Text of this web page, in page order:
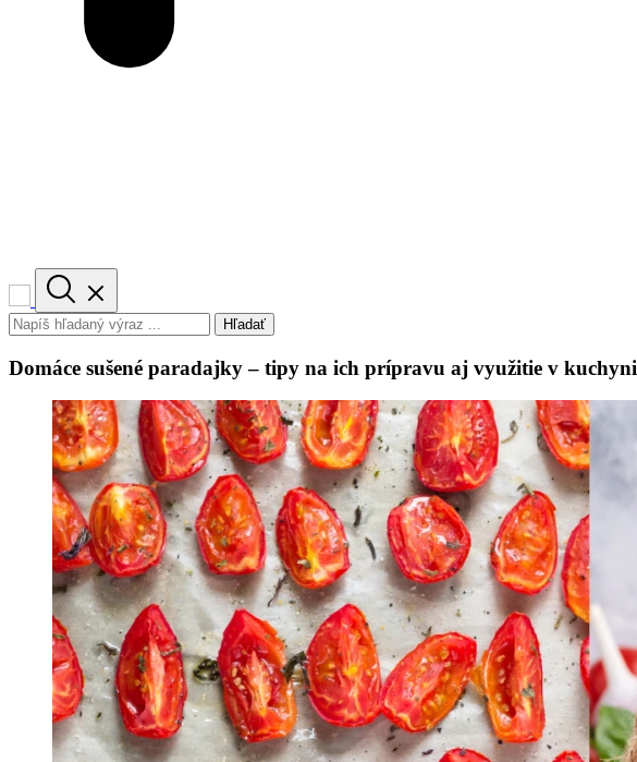
Hľadať
Domáce sušené paradajky – tipy na ich prípravu aj využitie v kuchyni